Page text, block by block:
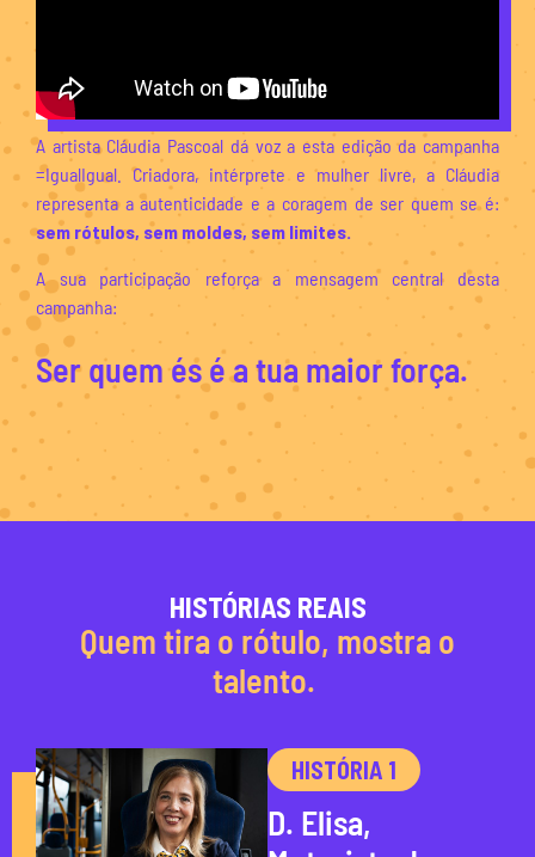
A artista Cláudia Pascoal dá voz a esta edição da campanha
=IgualIgual. Criadora, intérprete e mulher livre, a Cláudia
representa a autenticidade e a coragem de ser quem se é:
sem rótulos, sem moldes, sem limites.
A sua participação reforça a mensagem central desta
campanha:
Ser quem és é a tua maior força.
HISTÓRIAS REAIS
Quem tira o rótulo, mostra o
talento.
HISTÓRIA 1
D. Elisa,